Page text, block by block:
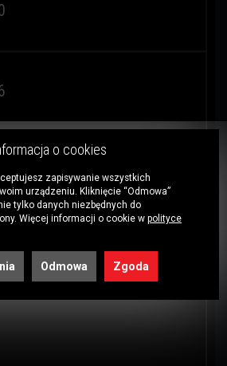
o cookies
zapisywanie wszystkich
urządzeniu. Kliknięcie “Odmowa”
tylko danych niezbędnych do
Więcej informacji o cookie w polityce
Odmowa Zgoda